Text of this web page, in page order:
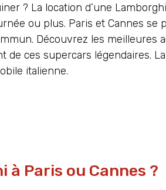
? La location d’une
ou plus. Paris et Cannes se
Découvrez les meilleures
ces supercars légendaires. La
italienne.
Paris ou Cannes ?